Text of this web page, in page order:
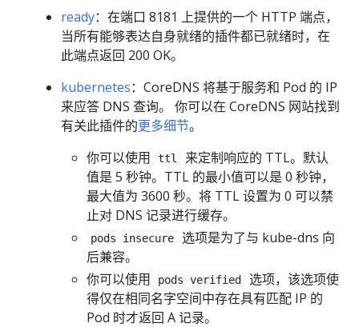
ready：在端口 8181 上提供的一个 HTTP 端点，
当所有能够表达自身就绪的插件都已就绪时，在
此端点返回 200 OK。
kubernetes：CoreDNS 将基于服务和 Pod 的 IP
来应答 DNS 查询。 你可以在 CoreDNS 网站找到
有关此插件的更多细节。
你可以使用
ttl
来定制响应的 TTL。默认
值是 5 秒钟。TTL 的最小值可以是 0 秒钟，
最大值为 3600 秒。将 TTL 设置为 0 可以禁
止对 DNS 记录进行缓存。
pods insecure
选项是为了与 kube-dns 向
后兼容。
你可以使用
pods verified
选项，该选项使
得仅在相同名字空间中存在具有匹配 IP 的
Pod 时才返回 A 记录。